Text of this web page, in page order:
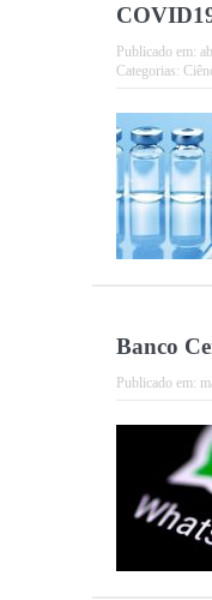
Publicado em:
Categorias:
Banco
Publicado em: